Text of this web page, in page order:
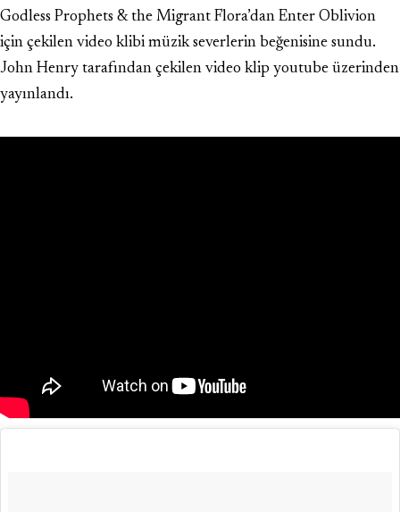
Godless Prophets & the Migrant Flora’dan Enter Oblivion
için çekilen video klibi müzik severlerin beğenisine sundu.
John Henry tarafından çekilen video klip youtube üzerinden
yayınlandı.